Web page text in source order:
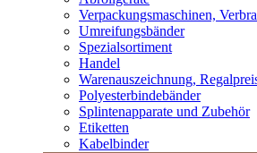
Verpackungsmaschinen,
Umreifungsbänder
Spezialsortiment
Handel
Warenauszeichnung,
Polyesterbindebänder
Splintenapparate und Zubehör
Etiketten
Kabelbinder